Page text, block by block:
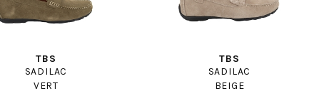
TBS
SADILAC
VERT
TBS
SADILAC
BEIGE